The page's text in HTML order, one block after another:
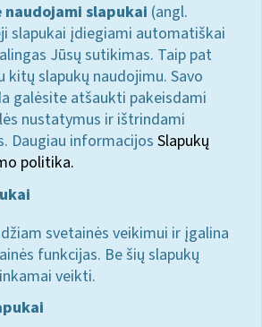
naudojami slapukai (angl.
slapukai įdiegiami automatiškai
Jūsų sutikimas. Taip pat
slapukų naudojimu. Savo
galėsite atšaukti pakeisdami
nustatymus ir ištrindami
Daugiau informacijos Slapukų
politika.
svetainės veikimui ir įgalina
funkcijas. Be šių slapukų
veikti.